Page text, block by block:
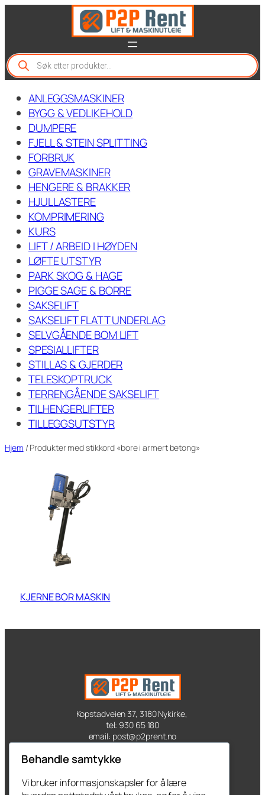
P
r
o
ANLEGGSMASKINER
BYGG & VEDLIKEHOLD
DUMPERE
FJELL & STEIN SPLITTING
FORBRUK
GRAVEMASKINER
HENGERE & BRAKKER
HJULLASTERE
KOMPRIMERING
KURS
LIFT / ARBEID I HØYDEN
LØFTE UTSTYR
PARK SKOG & HAGE
PIGGE SAGE & BORRE
SAKSELIFT
SAKSELIFT FLATT UNDERLAG
SELVGÅENDE BOM LIFT
SPESIALLIFTER
STILLAS & GJERDER
TELESKOPTRUCK
TERRENGÅENDE SAKSELIFT
TILHENGERLIFTER
TILLEGGSUTSTYR
Hjem / Produkter med stikkord «bore i armert betong»
KJERNE BOR MASKIN
Kopstadveien 37, 3180 Nykirke,
tel: 930 65 180
email: post@p2prent.no
Kontakt oss
Produkter
Behandle samtykke
Vi bruker informasjonskapsler for å lære